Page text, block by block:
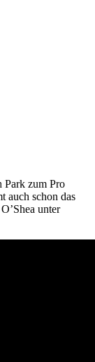
Park zum Pro
auch schon das
unter